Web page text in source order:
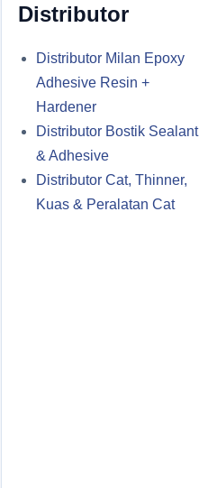
Distributor
Distributor Milan Epoxy
Adhesive Resin +
Hardener
Distributor Bostik Sealant
& Adhesive
Distributor Cat, Thinner,
Kuas & Peralatan Cat